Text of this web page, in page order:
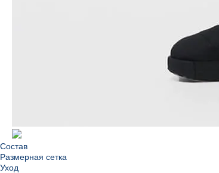
Состав
Размерная сетка
Уход